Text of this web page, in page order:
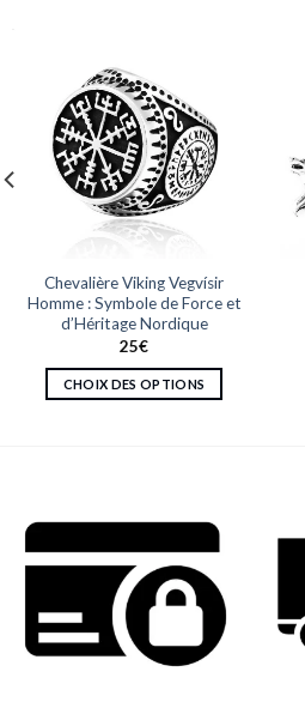
Chevalière Viking Vegvísir
Homme : Symbole de Force et
d’Héritage Nordique
25€
CHOIX DES OPTIONS
options
peuvent
être
choisies
sur